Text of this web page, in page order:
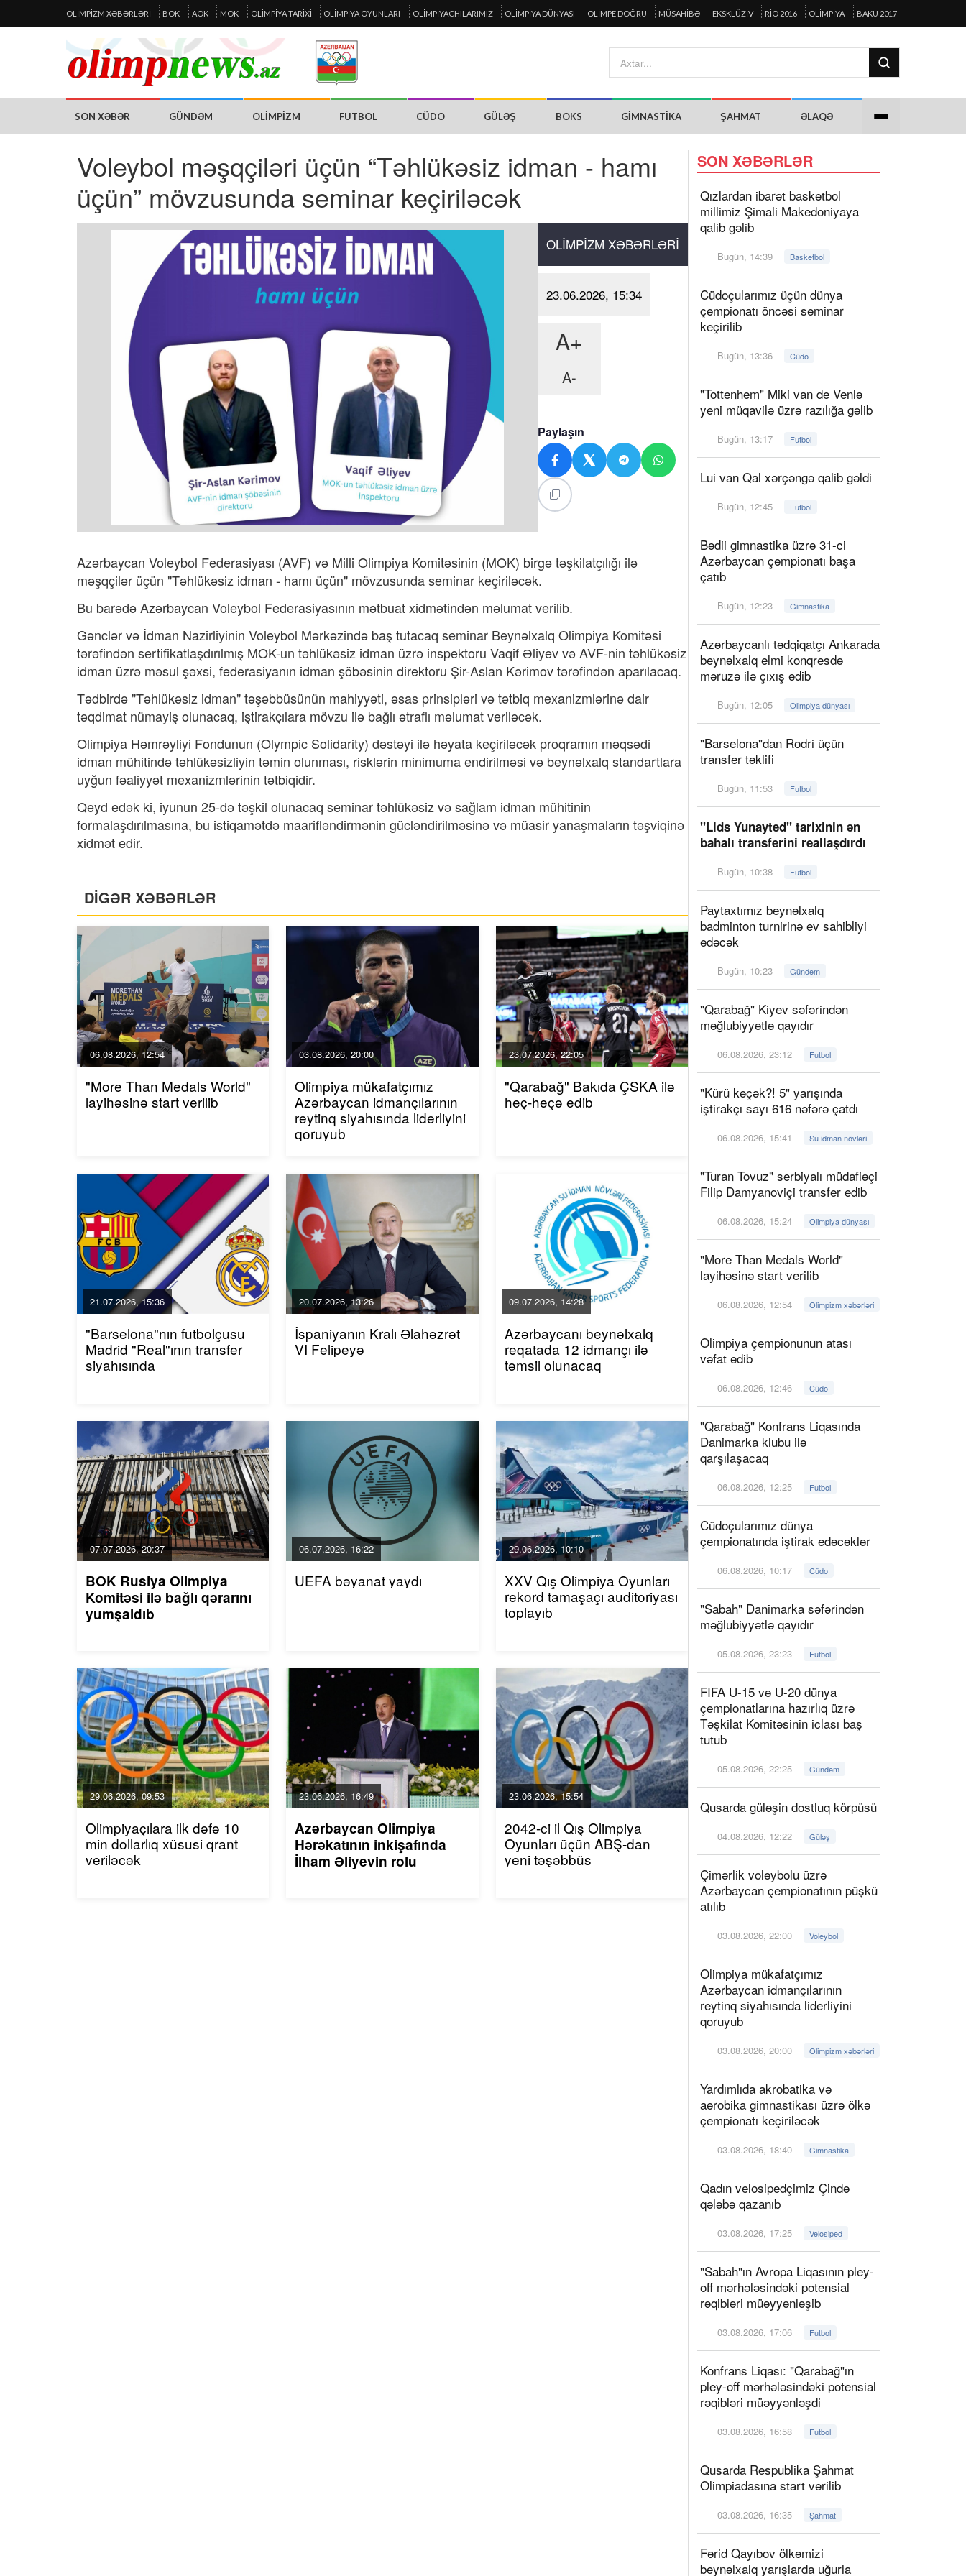
OLIMPIZM XƏBƏRLƏRI BOK AOK MOK OLIMPIYA TARIXI OLIMPIYA OYUNLARI OLIMPIYACHILARIMIZ OLIMPIYA DÜNYASI OLIMPE DOĞRU MÜSAHIBƏ EKSKLÜZIV RIO 2016 OLIMPIYA BAKU 2017
SON XƏBƏR GÜNDƏM OLIMPIZM FUTBOL CÜDO GÜLƏŞ BOKS GIMNASTIKA ŞAHMAT ƏLAQƏ
Voleybol məşqçiləri üçün “Təhlükəsiz idman - hamı
üçün” mövzusunda seminar keçiriləcək
OLIMPIZM XƏBƏRLƏRI
23.06.2026, 15:34
A+
A-
Paylaşın
Azərbaycan Voleybol Federasiyası (AVF) və Milli Olimpiya Komitəsinin (MOK) birgə təşkilatçılığı ilə
məşqçilər üçün "Təhlükəsiz idman - hamı üçün" mövzusunda seminar keçiriləcək.
Bu barədəAzərbaycan Voleybol Federasiyasının mətbuat xidmətindən məlumat verilib.
Gənclər və İdman Nazirliyinin Voleybol Mərkəzində baş tutacaq seminar Beynəlxalq Olimpiya Komitəsi
tərəfindən sertifikatlaşdırılmış MOK-un təhlükəsiz idman üzrə inspektoru Vaqif Əliyev və AVF-nin təhlükəsiz
idman üzrə məsul şəxsi, federasiyanın idman şöbəsinin direktoru Şir-Aslan Kərimov tərəfindən aparılacaq.
Tədbirdə "Təhlükəsiz idman" təşəbbüsünün mahiyyəti, əsas prinsipləri və tətbiq mexanizmlərinə dair
təqdimat nümayiş olunacaq, iştirakçılara mövzu ilə bağlı ətraflı məlumat veriləcək.
Olimpiya Həmrəyliyi Fondunun (Olympic Solidarity) dəstəyi ilə həyata keçiriləcək proqramın məqsədi
idman mühitində təhlükəsizliyin təmin olunması, risklərin minimuma endirilməsi və beynəlxalq standartlara
uyğun fəaliyyət mexanizmlərinin tətbiqidir.
Qeyd edək ki, iyunun 25-də təşkil olunacaq seminar təhlükəsiz və sağlam idman mühitinin
formalaşdırılmasına, bu istiqamətdə maarifləndirmənin gücləndirilməsinə və müasir yanaşmaların təşviqinə
xidmət edir.
DİGƏR XƏBƏRLƏR
06.08.2026, 12:54
"More Than Medals World"
layihəsinə start verilib
03.08.2026, 20:00
Olimpiya mükafatçımız
Azərbaycan idmançılarının
reytinq siyahısında liderliyini
qoruyub
23.07.2026, 22:05
"Qarabağ" Bakıda ÇSKA ilə
heç-heçə edib
21.07.2026, 15:36
"Barselona"nın futbolçusu
Madrid "Real"ının transfer
siyahısında
20.07.2026, 13:26
İspaniyanın Kralı Əlahəzrət
VI Felipeyə
09.07.2026, 14:28
Azərbaycanı beynəlxalq
reqatada 12 idmançı ilə
təmsil olunacaq
07.07.2026, 20:37
BOK Rusiya Olimpiya
Komitəsi ilə bağlı qərarını
yumşaldıb
06.07.2026, 16:22
UEFA bəyanat yaydı
29.06.2026, 10:10
XXV Qış Olimpiya Oyunları
rekord tamaşaçı auditoriyası
toplayıb
29.06.2026, 09:53
Olimpiyaçılara ilk dəfə 10
min dollarlıq xüsusi qrant
veriləcək
23.06.2026, 16:49
Azərbaycan Olimpiya
Hərəkatının inkişafında
İlham Əliyevin rolu
23.06.2026, 15:54
2042-ci il Qış Olimpiya
Oyunları üçün ABŞ-dan
yeni təşəbbüs
SON XƏBƏRLƏR
Qızlardan ibarət basketbol
millimiz Şimali Makedoniyaya
qalib gəlib
Bugün, 14:39 Basketbol
Cüdoçularımız üçün dünya
çempionatı öncəsi seminar
keçirilib
Bugün, 13:36 Cüdo
"Tottenhem" Miki van de Venlə
yeni müqavilə üzrə razılığa gəlib
Bugün, 13:17 Futbol
Lui van Qal xərçəngə qalib gəldi
Bugün, 12:45 Futbol
Bədii gimnastika üzrə 31-ci
Azərbaycan çempionatı başa
çatıb
Bugün, 12:23 Gimnastika
Azərbaycanlı tədqiqatçı Ankarada
beynəlxalq elmi konqresdə
məruzə ilə çıxış edib
Bugün, 12:05 Olimpiya dünyası
"Barselona"dan Rodri üçün
transfer təklifi
Bugün, 11:53 Futbol
"Lids Yunayted" tarixinin ən
bahalı transferini reallaşdırdı
Bugün, 10:38 Futbol
Paytaxtımız beynəlxalq
badminton turnirinə ev sahibliyi
edəcək
Bugün, 10:23 Gündəm
"Qarabağ" Kiyev səfərindən
məğlubiyyətlə qayıdır
06.08.2026, 23:12 Futbol
"Kürü keçək?! 5" yarışında
iştirakçı sayı 616 nəfərə çatdı
06.08.2026, 15:41 Su idman növləri
"Turan Tovuz" serbiyalı müdafiəçi
Filip Damyanoviçi transfer edib
06.08.2026, 15:24 Olimpiya dünyası
"More Than Medals World"
layihəsinə start verilib
06.08.2026, 12:54 Olimpizm xəbərləri
Olimpiya çempionunun atası
vəfat edib
06.08.2026, 12:46 Cüdo
"Qarabağ" Konfrans Liqasında
Danimarka klubu ilə
qarşılaşacaq
06.08.2026, 12:25 Futbol
Cüdoçularımız dünya
çempionatında iştirak edəcəklər
06.08.2026, 10:17 Cüdo
"Sabah" Danimarka səfərindən
məğlubiyyətlə qayıdır
05.08.2026, 23:23 Futbol
FIFA U-15 və U-20 dünya
çempionatlarına hazırlıq üzrə
Təşkilat Komitəsinin iclası baş
tutub
05.08.2026, 22:25 Gündəm
Qusarda güləşin dostluq körpüsü
04.08.2026, 12:22 Güləş
Çimərlik voleybolu üzrə
Azərbaycan çempionatının püşkü
atılıb
03.08.2026, 22:00 Voleybol
Olimpiya mükafatçımız
Azərbaycan idmançılarının
reytinq siyahısında liderliyini
qoruyub
03.08.2026, 20:00 Olimpizm xəbərləri
Yardımlıda akrobatika və
aerobika gimnastikası üzrə ölkə
çempionatı keçiriləcək
03.08.2026, 18:40 Gimnastika
Qadın velosipedçimiz Çində
qələbə qazanıb
03.08.2026, 17:25 Velosiped
"Sabah"ın Avropa Liqasının pley-
off mərhələsindəki potensial
rəqibləri müəyyənləşib
03.08.2026, 17:06 Futbol
Konfrans Liqası: "Qarabağ"ın
pley-off mərhələsindəki potensial
rəqibləri müəyyənləşdi
03.08.2026, 16:58 Futbol
Qusarda Respublika Şahmat
Olimpiadasına start verilib
03.08.2026, 16:35 Şahmat
Fərid Qayıbov ölkəmizi
beynəlxalq yarışlarda uğurla